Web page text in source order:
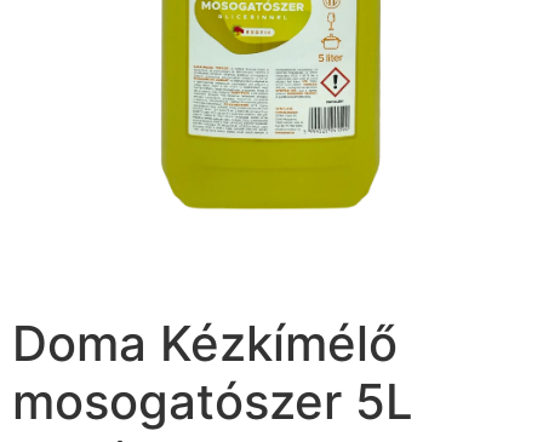
Doma Kézkímélő
mosogatószer 5L